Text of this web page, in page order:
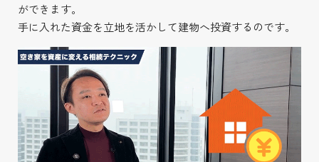
ができます。
手に入れた資金を立地を活かして建物へ投資するのです。